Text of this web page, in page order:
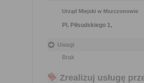
Urząd Miejski w Mszczonowie
Pl. Piłsudskiego 1,
Uwagi
Brak
Zrealizuj usługę